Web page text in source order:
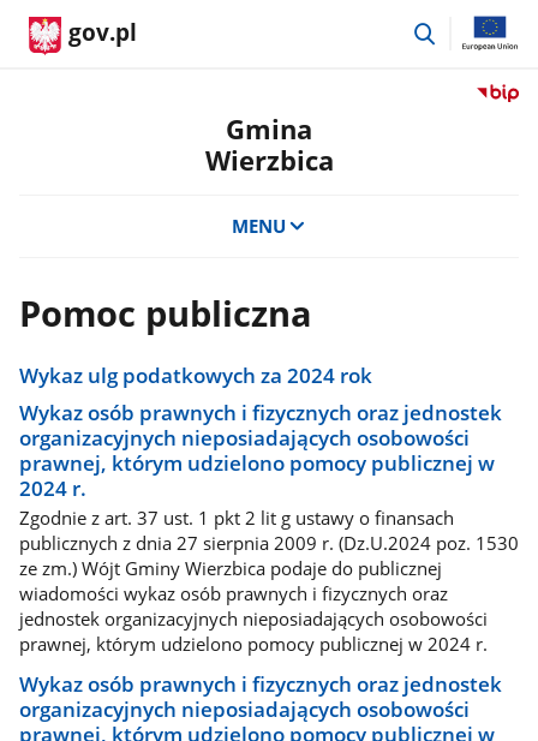
gov.pl
przejdź
Przejdź
Gmina
Wierzbica
MENU
Pomoc publiczna
Wykaz ulg podatkowych za 2024 rok
Wykaz osób prawnych i fizycznych oraz jednostek
organizacyjnych nieposiadających osobowości
prawnej, którym udzielono pomocy publicznej w
2024 r.
Zgodnie z art. 37 ust. 1 pkt 2 lit g ustawy o finansach
publicznych z dnia 27 sierpnia 2009 r. (Dz.U.2024 poz. 1530
ze zm.) Wójt Gminy Wierzbica podaje do publicznej
wiadomości wykaz osób prawnych i fizycznych oraz
jednostek organizacyjnych nieposiadających osobowości
prawnej, którym udzielono pomocy publicznej w 2024 r.
Wykaz osób prawnych i fizycznych oraz jednostek
organizacyjnych nieposiadających osobowości
prawnej, którym udzielono pomocy publicznej w